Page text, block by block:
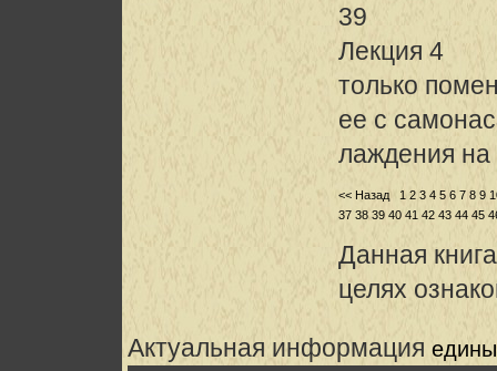
39
Лекция 4
только
ее с
лаждения
<< Назад 1 2 3 4 5 6 7 8 9
37 38 39 40 41 42 43 44 45
Данная
целях
Актуальная информация